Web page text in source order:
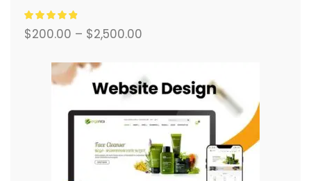
электронной коммерции.
$200.00 – $2,500.00